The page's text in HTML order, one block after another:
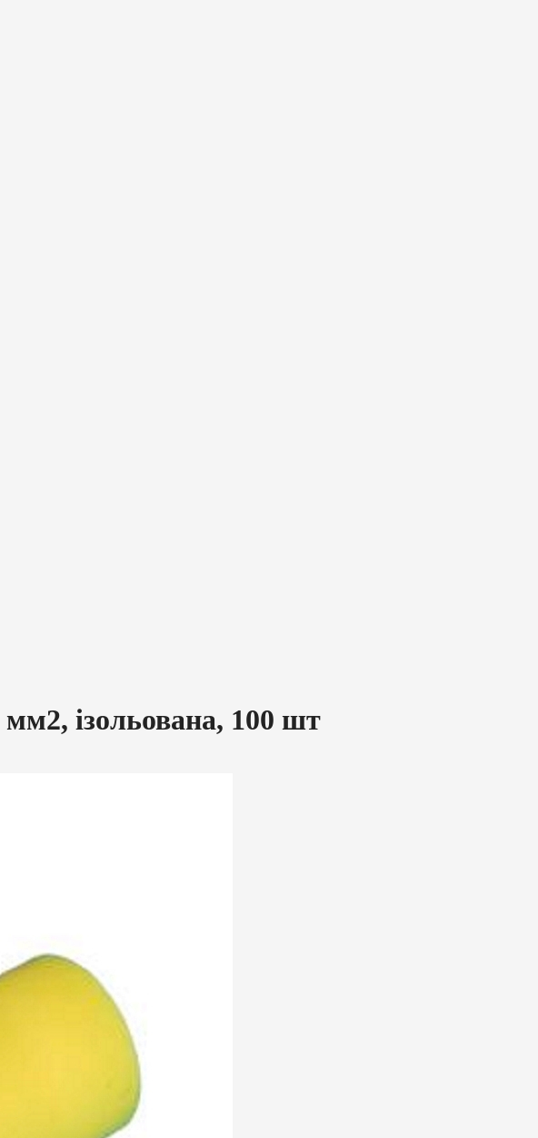
ізольована, 100 шт